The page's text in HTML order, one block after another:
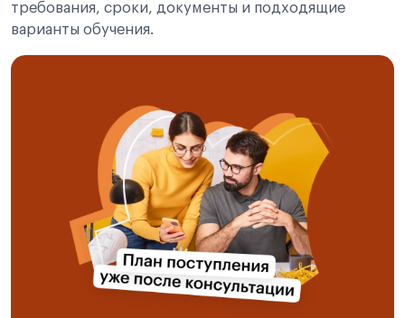
требования, сроки, документы и подходящие
варианты обучения.